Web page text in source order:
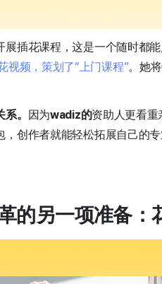
展插花课程，这是一个随时都
视频，策划了“上门课程”。她
。 因为wadiz的资助人更看重
创作者就能轻松拓展自己的专
的另一项准备：